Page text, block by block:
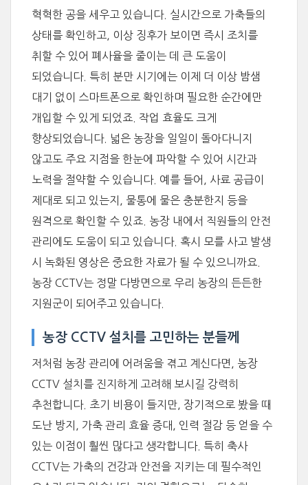
혁혁한 공을 세우고 있습니다. 실시간으로 가축들의
상태를 확인하고, 이상 징후가 보이면 즉시 조치를
취할 수 있어 폐사율을 줄이는 데 큰 도움이
되었습니다. 특히 분만 시기에는 이제 더 이상 밤샘
대기 없이 스마트폰으로 확인하며 필요한 순간에만
개입할 수 있게 되었죠. 작업 효율도 크게
향상되었습니다. 넓은 농장을 일일이 돌아다니지
않고도 주요 지점을 한눈에 파악할 수 있어 시간과
노력을 절약할 수 있습니다. 예를 들어, 사료 공급이
제대로 되고 있는지, 물통에 물은 충분한지 등을
원격으로 확인할 수 있죠. 농장 내에서 직원들의 안전
관리에도 도움이 되고 있습니다. 혹시 모를 사고 발생
시 녹화된 영상은 중요한 자료가 될 수 있으니까요.
농장 CCTV는 정말 다방면으로 우리 농장의 든든한
지원군이 되어주고 있습니다.
농장 CCTV 설치를 고민하는 분들께
저처럼 농장 관리에 어려움을 겪고 계신다면, 농장
CCTV 설치를 진지하게 고려해 보시길 강력히
추천합니다. 초기 비용이 들지만, 장기적으로 봤을 때
도난 방지, 가축 관리 효율 증대, 인력 절감 등 얻을 수
있는 이점이 훨씬 많다고 생각합니다. 특히 축사
CCTV는 가축의 건강과 안전을 지키는 데 필수적인